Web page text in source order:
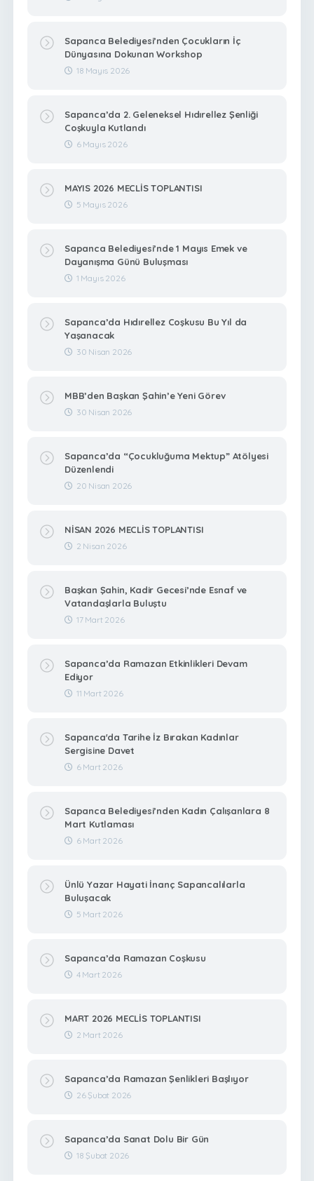
Sapanca Belediyesi’nden Çocukların İç
Dünyasına Dokunan Workshop
18 Mayıs 2026
Sapanca’da 2. Geleneksel Hıdırellez Şenliği
Coşkuyla Kutlandı
6 Mayıs 2026
MAYIS 2026 MECLİS TOPLANTISI
5 Mayıs 2026
Sapanca Belediyesi’nde 1 Mayıs Emek ve
Dayanışma Günü Buluşması
1 Mayıs 2026
Sapanca’da Hıdırellez Coşkusu Bu Yıl da
Yaşanacak
30 Nisan 2026
MBB’den Başkan Şahin’e Yeni Görev
30 Nisan 2026
Sapanca’da “Çocukluğuma Mektup” Atölyesi
Düzenlendi
20 Nisan 2026
NİSAN 2026 MECLİS TOPLANTISI
2 Nisan 2026
Başkan Şahin, Kadir Gecesi’nde Esnaf ve
Vatandaşlarla Buluştu
17 Mart 2026
Sapanca’da Ramazan Etkinlikleri Devam
Ediyor
11 Mart 2026
Sapanca'da Tarihe İz Bırakan Kadınlar
Sergisine Davet
6 Mart 2026
Sapanca Belediyesi’nden Kadın Çalışanlara 8
Mart Kutlaması
6 Mart 2026
Ünlü Yazar Hayati İnanç Sapancalılarla
Buluşacak
5 Mart 2026
Sapanca’da Ramazan Coşkusu
4 Mart 2026
MART 2026 MECLİS TOPLANTISI
2 Mart 2026
Sapanca’da Ramazan Şenlikleri Başlıyor
26 Şubat 2026
Sapanca’da Sanat Dolu Bir Gün
18 Şubat 2026